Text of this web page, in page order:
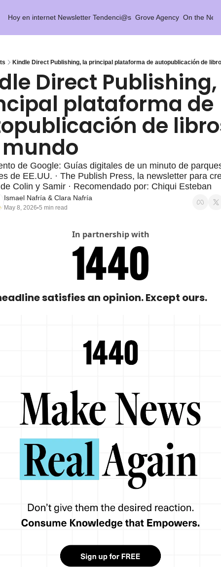
Hoy en internet Newsletter Tendenci@s Grove Agency On the Net
Kindle Direct Publishing, la principal plataforma de autopublicación de
Direct
plataforma de
de
de Google: Guías digitales de un minuto de
de EE.UU. · The Publish Press, la newsletter para
Colin y Samir · Recomendado por: Chiqui Esteban
Ismael Nafría & Clara Nafría
May 8, 2026•5 min read
In partnership with
satisfies an opinion. Except ours.